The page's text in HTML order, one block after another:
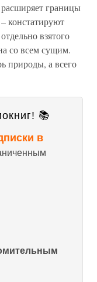
границы
констатируют
взятого
со всем сущим.
природы, а всего
📚
в